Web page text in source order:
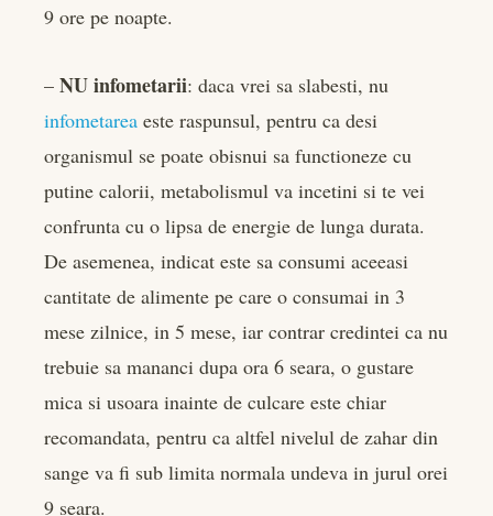
9 ore pe noapte.
– NU infometarii: daca vrei sa slabesti, nu
infometarea este raspunsul, pentru ca desi
organismul se poate obisnui sa functioneze cu
putine calorii, metabolismul va incetini si te vei
confrunta cu o lipsa de energie de lunga durata.
De asemenea, indicat este sa consumi aceeasi
cantitate de alimente pe care o consumai in 3
mese zilnice, in 5 mese, iar contrar credintei ca nu
trebuie sa mananci dupa ora 6 seara, o gustare
mica si usoara inainte de culcare este chiar
recomandata, pentru ca altfel nivelul de zahar din
sange va fi sub limita normala undeva in jurul orei
9 seara.